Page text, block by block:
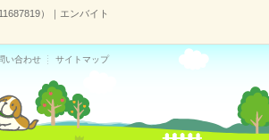
）｜エンバイト
い合わせ サイトマップ